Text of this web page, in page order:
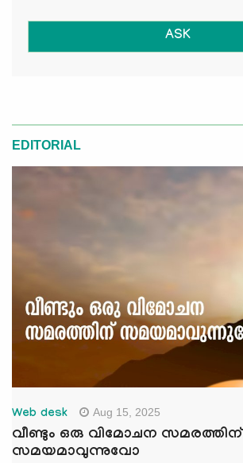
ASK
EDITORIAL
Web desk Aug 15, 2025
വീണ്ടും ഒരു വിമോചന സമരത്തിന്
സമയമാവുന്നുവോ